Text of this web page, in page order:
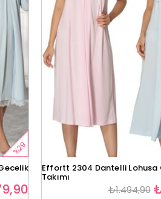
%29
Effortt 2304 Dantelli Lohusa
Takımı
₺1.494,90